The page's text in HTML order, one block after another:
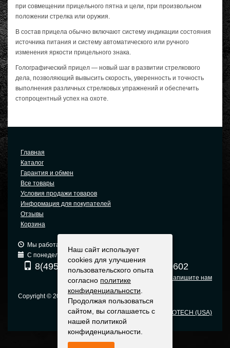
при совмещении прицельного пятна и цели, при произвольном
положении стрелка или оружия.
В состав прицела обычно включают систему индикации состояния
источника питания и систему автоматического или ручного
изменения яркости прицельного знака.
Голографический прицел — новый шаг в развитии стрелкового
дела, позволяющий вывысить скорость, уверенность и точность
выполнения различных стрелковых упражнений и обеспечить
стопроцентный успех на охоте.
Главная
Каталог
Гарантия и обмен
Все товары
Условия продажи товаров
Информация для покупателей
Отзывы
Корзина
Мы работаем: 9:00 — 19:00 (МСК)
С понедельника по пятницу
8(495) 740-6680 8(903) 540-0602
Напишите нам
Copyright © 2005-2015 Москва
Оригинальные прицелы EOTECH (USA)
Наш сайт использует
cookies для улучшения
пользовательского опыта
согласно политике
конфиденциальности
Продолжая пользоваться
сайтом, вы соглашаетсь с
нашей политикой
конфиденциальности.